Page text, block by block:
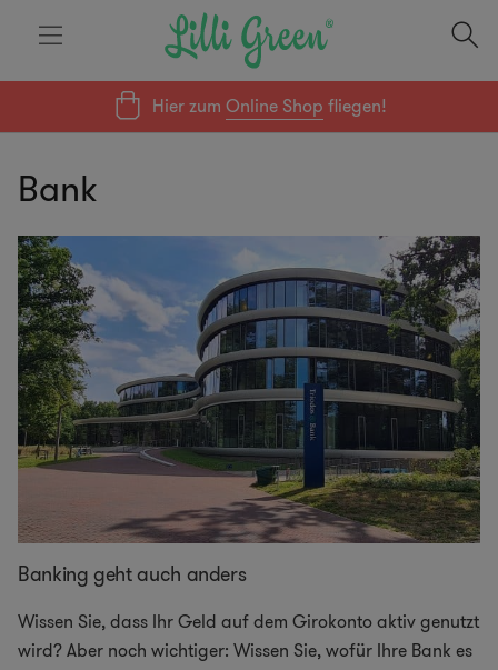
Hier zumOnline Shop fliegen!
Bank
Banking geht auch anders
Wissen Sie, dass Ihr Geld auf dem Girokonto aktiv genutzt
wird? Aber noch wichtiger: Wissen Sie, wofür Ihre Bank es